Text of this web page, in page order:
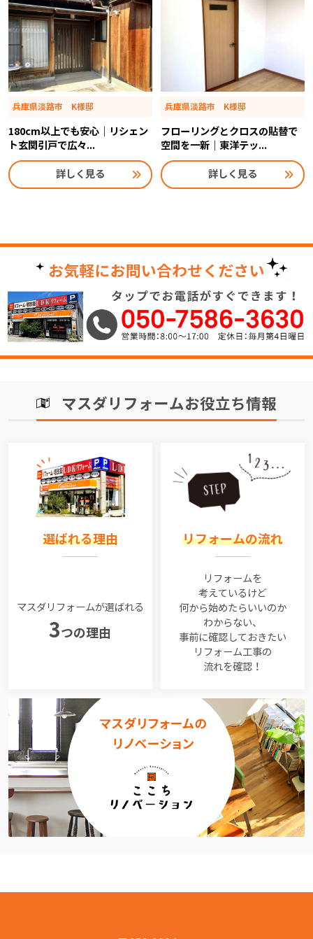
兵庫県淡路市 K様邸
180cm以上でも安心｜リシェン
ト玄関引戸で広々...
詳しく見る
兵庫県淡路市 K様邸
フローリングとクロスの貼替で
空間を一新｜東洋テッ...
詳しく見る
マスダリフォームお役立ち情報
選ばれる理由
マスダリフォームが選ばれる
3つの理由
リフォームの流れ
リフォームを
考えているけど
何から始めたらいいのか
わからない、
事前に確認しておきたい
リフォーム工事の
流れを確認！